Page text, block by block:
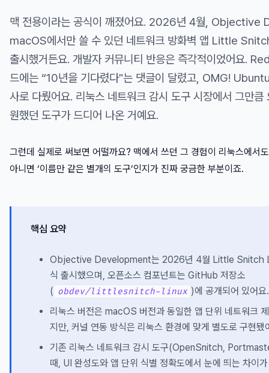
맥 전용이라는 공식이 깨졌어요. 2026년 4월,
macOS에서만 쓸 수 있던 네트워크 방화벽 앱 Little
출시했거든요. 개발자 커뮤니티 반응은 즉각적이었어요.
드에는 “10년을 기다렸다"는 댓글이 달렸고, OMG!
사로 다뤘어요. 리눅스 네트워크 감시 도구 시장에서 그만큼
원했던 도구가 드디어 나온 거예요.
그런데 실제로 써보면 어떨까요? 맥에서 쓰던 그 경험이 리눅스에서
아니면 ‘이름만 같은 별개의 도구’인지가 진짜 궁금한 부분이죠.
핵심 요약
Objective Development는 2026년 4월 Little Snitch
식 출시했으며, 오픈소스 컴포넌트는 GitHub 저장소
( obdev/littlesnitch-linux )에 공개되어 있어요.
리눅스 버전은 macOS 버전과 동일한 앱 단위 네트워크
지만, 커널 연동 방식은 리눅스 환경에 맞게 별도로 구현됐
기존 리눅스 네트워크 감시 도구(OpenSnitch,
때, UI 완성도와 앱 단위 식별 정확도에서 눈에 띄는 차이